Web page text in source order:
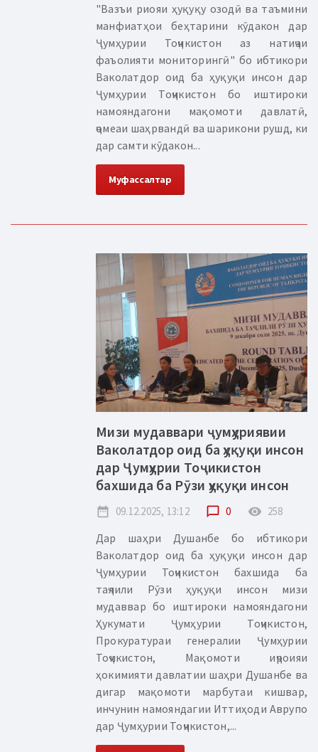
"Вазъи риояи ҳуқуқу озодӣ ва таъмини
манфиатҳои беҳтарини кӯдакон дар
Ҷумҳурии Тоҷикистон аз натиҷаи
фаъолияти мониторингӣ" бо ибтикори
Ваколатдор оид ба ҳуқуқи инсон дар
Ҷумҳурии Тоҷикистон бо иштироки
намояндагони мақомоти давлатӣ,
ҷомеаи шаҳрвандӣ ва шарикони рушд, ки
дар самти кӯдакон...
Муфассалтар
Мизи мудаввари ҷумҳуриявии
Ваколатдор оид ба ҳуқуқи инсон
дар Ҷумҳурии Тоҷикистон
бахшида ба Рӯзи ҳуқуқи инсон
date_range 09.12.2025, 13:12 chat_bubble_outline 0 remove_red_eye 258
Дар шаҳри Душанбе бо ибтикори
Ваколатдор оид ба ҳуқуқи инсон дар
Ҷумҳурии Тоҷикистон бахшида ба
таҷлили Рӯзи ҳуқуқи инсон мизи
мудаввар бо иштироки намояндагони
Ҳукумати Ҷумҳурии Тоҷикистон,
Прокуратураи генералии Ҷумҳурии
Тоҷикистон, Мақомоти иҷроияи
ҳокимияти давлатии шаҳри Душанбе ва
дигар мақомоти марбутаи кишвар,
инчунин намояндагии Иттиҳоди Аврупо
дар Ҷумҳурии Тоҷикистон,...